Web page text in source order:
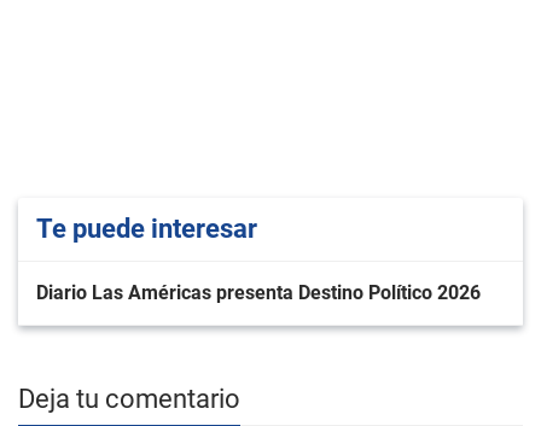
Te puede interesar
Diario Las Américas presenta Destino Político 2026
Deja tu comentario